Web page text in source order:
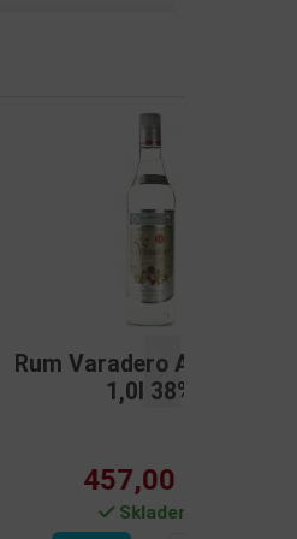
3YO 0,7l 38%
Další